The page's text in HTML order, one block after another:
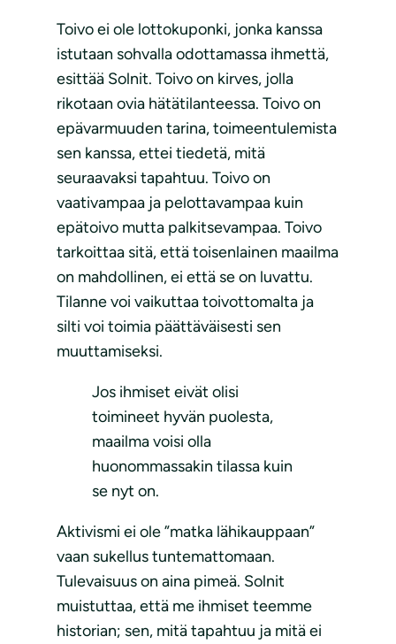
Toivo ei ole lottokuponki, jonka kanssa
istutaan sohvalla odottamassa ihmettä,
esittää Solnit. Toivo on kirves, jolla
rikotaan ovia hätätilanteessa. Toivo on
epävarmuuden tarina, toimeentulemista
sen kanssa, ettei tiedetä, mitä
seuraavaksi tapahtuu. Toivo on
vaativampaa ja pelottavampaa kuin
epätoivo mutta palkitsevampaa. Toivo
tarkoittaa sitä, että toisenlainen maailma
on mahdollinen, ei että se on luvattu.
Tilanne voi vaikuttaa toivottomalta ja
silti voi toimia päättäväisesti sen
muuttamiseksi.
Jos ihmiset eivät olisi
toimineet hyvän puolesta,
maailma voisi olla
huonommassakin tilassa kuin
se nyt on.
Aktivismi ei ole ”matka lähikauppaan”
vaan sukellus tuntemattomaan.
Tulevaisuus on aina pimeä. Solnit
muistuttaa, että me ihmiset teemme
historian; sen, mitä tapahtuu ja mitä ei